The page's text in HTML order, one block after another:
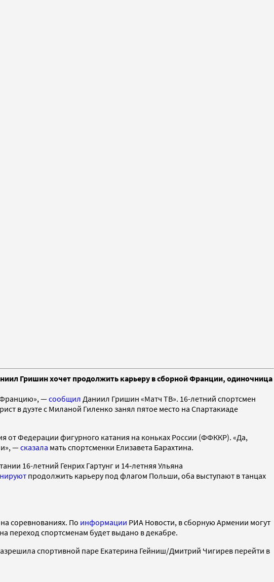
Гришин хочет продолжить карьеру в сборной Франции, одиночница
Францию», —сообщил Даниил Гришин «Матч ТВ». 16-летний спортсмен
в дуэте с Миланой Гиленко занял пятое место на Спартакиаде
от Федерации фигурного катания на коньках России (ФФККР). «Да,
—сказала мать спортсменки Елизавета Барахтина.
16-летний Генрих Гартунг и 14‑летняя Ульяна
продолжить карьеру под флагом Польши, оба выступают в танцах
соревнованиях. По информации РИА Новости, в сборную Армении могут
переход спортсменам будет выдано в декабре.
спортивной паре Екатерина Гейниш/Дмитрий Чигирев перейти в